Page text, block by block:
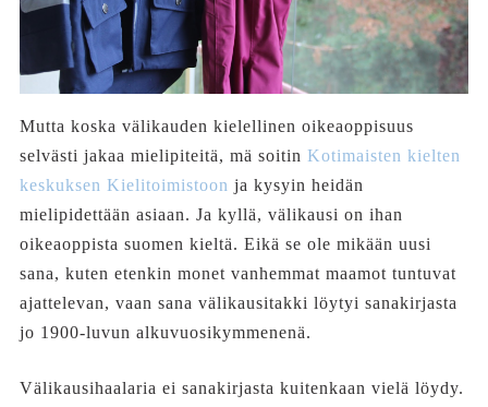
Mutta koska välikauden kielellinen oikeaoppisuus
selvästi jakaa mielipiteitä, mä soitin Kotimaisten kielten
keskuksen Kielitoimistoon ja kysyin heidän
mielipidettään asiaan. Ja kyllä, välikausi on ihan
oikeaoppista suomen kieltä. Eikä se ole mikään uusi
sana, kuten etenkin monet vanhemmat maamot tuntuvat
ajattelevan, vaan sana välikausitakki löytyi sanakirjasta
jo 1900-luvun alkuvuosikymmenenä.
Välikausihaalaria ei sanakirjasta kuitenkaan vielä löydy.